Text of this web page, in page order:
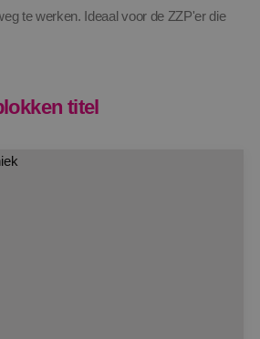
te werken. Ideaal voor de ZZP'er die
titel